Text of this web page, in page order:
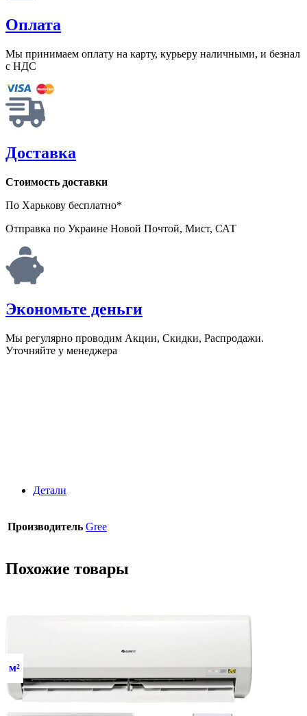
Оплата
Мы принимаем оплату на карту, курьеру наличными, и безнал
с НДС
Доставка
Стоимость доставки
По Харькову бесплатно*
Отправка по Украине Новой Почтой, Мист, САТ
Экономьте деньги
Мы регулярно проводим Акции, Скидки, Распродажи.
Уточняйте у менеджера
Детали
Производитель Gree
Похожие товары
м²